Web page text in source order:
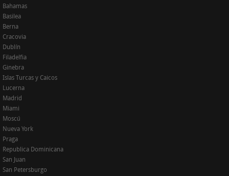
Bahamas
Basilea
Berna
Cracovia
Dublín
Filadelfia
Ginebra
Islas Turcas y Caicos
Lucerna
Madrid
Miami
Moscú
Nueva York
Praga
Republica Dominicana
San Juan
San Petersburgo